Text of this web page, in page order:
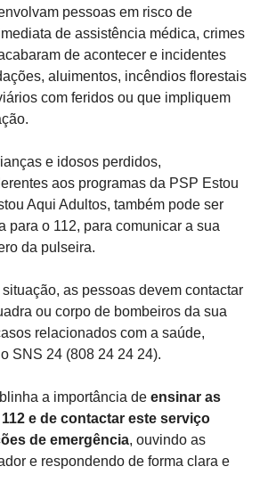
pessoas em risco de
de assistência médica, crimes
de acontecer e incidentes
aluimentos, incêndios florestais
com feridos ou que impliquem
e idosos perdidos,
aos programas da PSP Estou
Aqui Adultos, também pode ser
para o 112, para comunicar a sua
da pulseira.
as pessoas devem contactar
ou corpo de bombeiros da sua
relacionados com a saúde,
SNS 24 (808 24 24 24).
a importância de ensinar as
e de contactar este serviço
de emergência, ouvindo as
e respondendo de forma clara e